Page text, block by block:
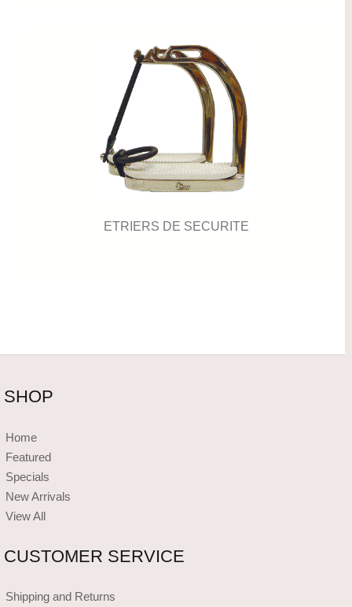
ETRIERS DE SECURITE
SHOP
Home
Featured
Specials
New Arrivals
View All
CUSTOMER SERVICE
Shipping and Returns